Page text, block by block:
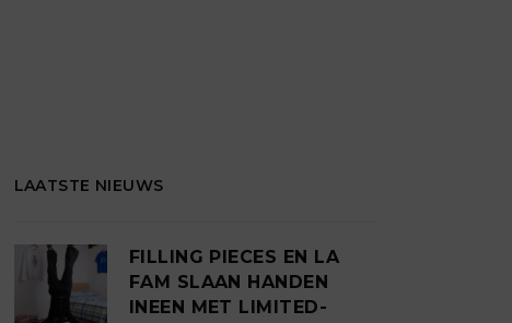
LAATSTE NIEUWS
FILLING PIECES EN LA
FAM SLAAN HANDEN
INEEN MET LIMITED-